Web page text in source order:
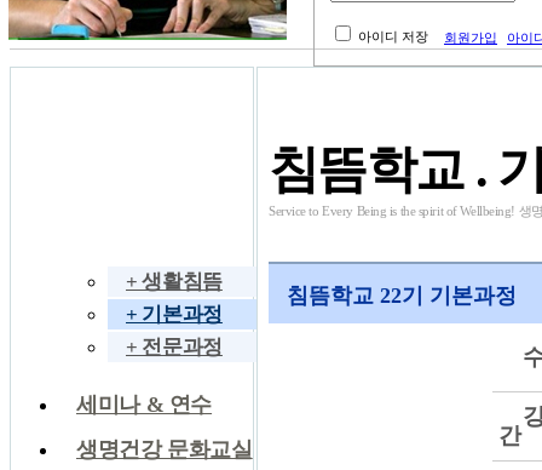
아이디 저장 회원가입 아이
+ 생활침뜸
+ 기본과정
+ 전문과정
세미나 & 연수
생명건강 문화교실
침뜸학교 .
Service to Every Being is the spirit of Wellbeing!
침뜸학교 22기 기본과정
간